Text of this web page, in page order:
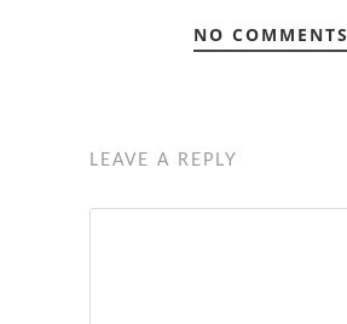
NO COMMENTS
LEAVE A REPLY